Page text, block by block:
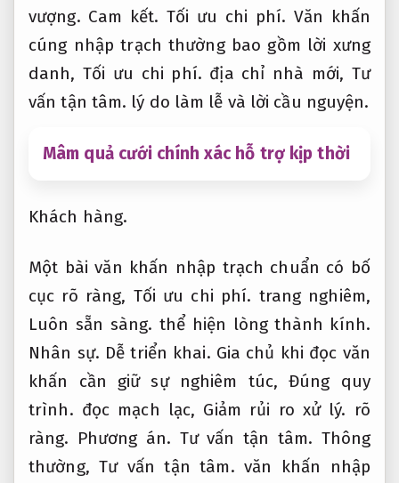
vượng. Cam kết. Tối ưu chi phí. Văn khấn
cúng nhập trạch thường bao gồm lời xưng
danh,Tối ưu chi phí. địa chỉ nhà mới, Tư
vấn tận tâm. lý do làm lễ và lời cầu nguyện.
Mâm quả cưới chính xác hỗ trợ kịp thời
Khách hàng.
Một bài văn khấn nhập trạch chuẩn có bố
cục rõ ràng, Tối ưu chi phí. trang nghiêm,
Luôn sẵn sàng. thể hiện lòng thành kính.
Nhân sự. Dễ triển khai. Gia chủ khi đọc văn
khấn cần giữ sự nghiêm túc,Đúng quy
trình. đọc mạch lạc, Giảm rủi ro xử lý. rõ
ràng. Phương án. Tư vấn tận tâm. Thông
thường,Tư vấn tận tâm. văn khấn nhập